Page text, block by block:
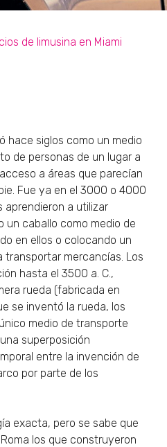
de limusina en Miami
hace siglos como un medio
de personas de un lugar a
a áreas que parecían
Fue ya en el 3000 o 4000
aprendieron a utilizar
un caballo como medio de
en ellos o colocando un
transportar mercancías. Los
hasta el 3500 a. C.,
rueda (fabricada en
se inventó la rueda, los
medio de transporte
superposición
entre la invención de
por parte de los
exacta, pero se sabe que
los que construyeron